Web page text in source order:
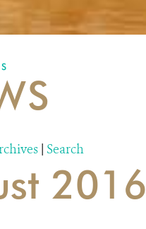
| Search
2016